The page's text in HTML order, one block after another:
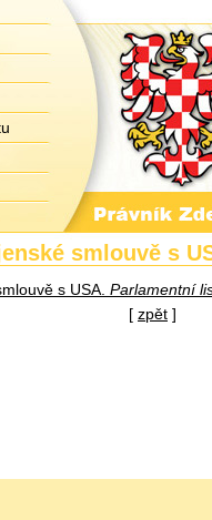
smlouvě s
s USA. Parlamentní
[ zpět ]